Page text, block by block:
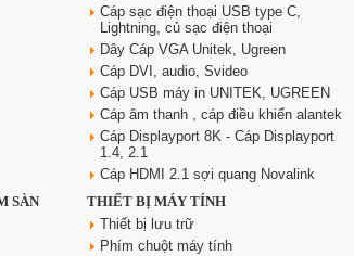
Cáp sạc điện thoại USB type C,
Lightning, củ sạc điện thoại
Dây Cáp VGA Unitek, Ugreen
Cáp DVI, audio, Svideo
Cáp USB máy in UNITEK, UGREEN
Cáp âm thanh , cáp điều khiển alantek
Cáp Displayport 8K - Cáp Displayport
1.4, 2.1
Cáp HDMI 2.1 sợi quang Novalink
SÀN
THIẾT BỊ MÁY TÍNH
Thiết bị lưu trữ
Phím chuột máy tính